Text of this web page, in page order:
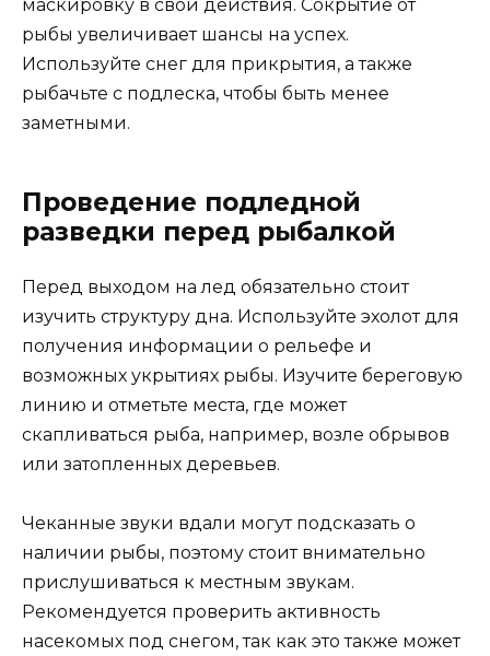
маскировку в свои действия. Сокрытие от
рыбы увеличивает шансы на успех.
Используйте снег для прикрытия, а также
рыбачьте с подлеска, чтобы быть менее
заметными.
Проведение подледной
разведки перед рыбалкой
Перед выходом на лед обязательно стоит
изучить структуру дна. Используйте эхолот для
получения информации о рельефе и
возможных укрытиях рыбы. Изучите береговую
линию и отметьте места, где может
скапливаться рыба, например, возле обрывов
или затопленных деревьев.
Чеканные звуки вдали могут подсказать о
наличии рыбы, поэтому стоит внимательно
прислушиваться к местным звукам.
Рекомендуется проверить активность
насекомых под снегом, так как это также может